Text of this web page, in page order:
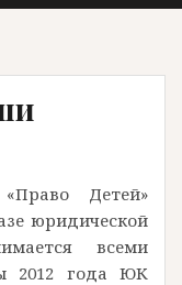
Детей»
юридической
всеми
2012 года ЮК